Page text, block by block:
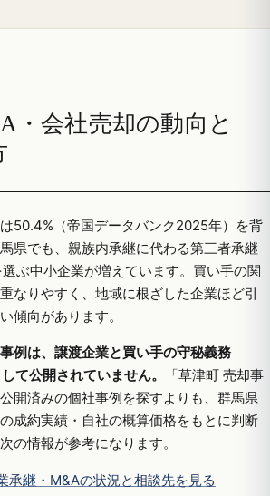
・会社売却の動向と
50.4%（帝国データバンク2025年）を背
県でも、親族内承継に代わる第三者承継
選ぶ中小企業が増えています。買い手の関
なりやすく、地域に根ざした企業ほど引
傾向があります。
例は、譲渡企業と買い手の守秘義務
て公開されていません。
「草津町 売却事
開済みの個社事例を探すよりも、群馬県
成約実績・自社の概算価格をもとに判断
の情報が参考になります。
承継・M&Aの状況と相談先を見る